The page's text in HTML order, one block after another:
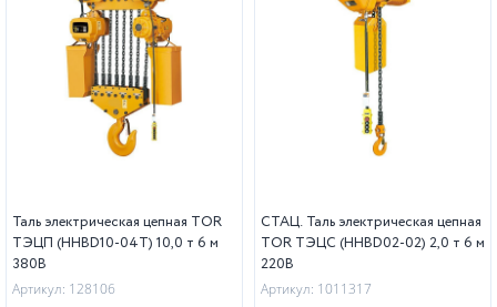
Таль электрическая цепная TOR
ТЭЦП (HHBD10-04T) 10,0 т 6 м
380В
Артикул: 128106
СТАЦ. Таль электрическая цепная
TOR ТЭЦС (HHBD02-02) 2,0 т 6 м
220В
Артикул: 1011317